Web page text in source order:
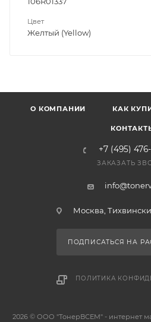
Цвет
Желтый (Yellow)
О КОМПАНИИ КАК
+7 (495)
ЗАКАЗАТЬ
Москва,
ПОДПИСАТЬСЯ НА
ПОЛИТИКА
2026 © ООО "ТонерВСЕМ" - интернет